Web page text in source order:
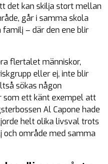
det kan skilja stort mellan
går i samma skola
– där den ene blir
flertalet människor,
eller ej, inte blir
sökas någon
som ett känt exempel att
Al Capone hade
helt olika livsval trots
område med samma